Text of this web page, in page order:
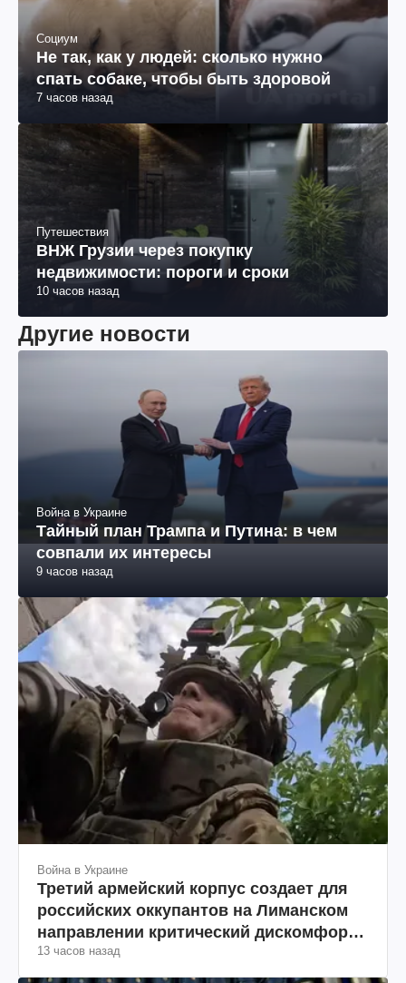
Какие кроссоверы самые популярные
среди украинцев: топ моделей
10 часов назад
Социум
Не так, как у людей: сколько нужно
спать собаке, чтобы быть здоровой
7 часов назад
ВНЖ Грузии через покупку
недвижимости: пороги и сроки
Другие новости
Война в Украине
Тайный план Трампа и Путина: в чем
совпали их интересы
9 часов назад